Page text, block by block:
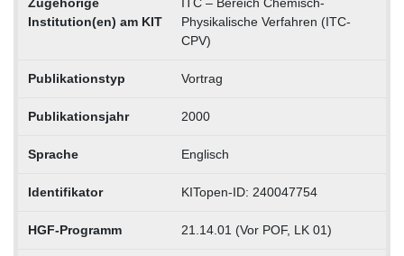
Institution(en) am KIT
Physikalische Verfahren (ITC-
CPV)
Publikationstyp Vortrag
Publikationsjahr 2000
Sprache Englisch
Identifikator KITopen-ID: 240047754
HGF-Programm 21.14.01 (Vor POF, LK 01)